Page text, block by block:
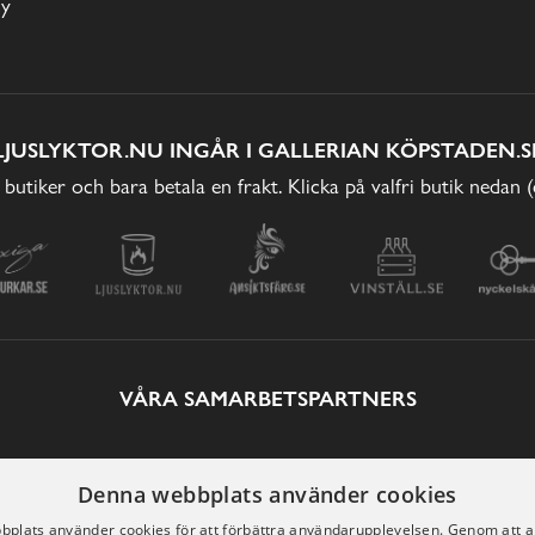
INGÅR I GALLERIAN
och bara betala en frakt. Klicka på valfri butik
VÅRA SAMARBETSPARTNERS
Denna webbplats använder cookies
använder cookies för att förbättra användarupplevelsen. Genom att